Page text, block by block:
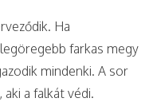
Ha
farkas megy
mindenki. A sor
a falkát védi.